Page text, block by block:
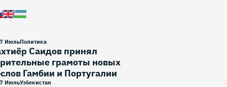
ИюльПолитика
Саидов принял
грамоты новых
Гамбии и Португалии
ИюльУзбекистан